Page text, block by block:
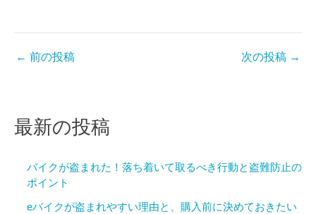
← 前の投稿 次の投稿 →
最新の投稿
バイクが盗まれた！落ち着いて取るべき行動と盗難防止の
ポイント
eバイクが盗まれやすい理由と、購入前に決めておきたい